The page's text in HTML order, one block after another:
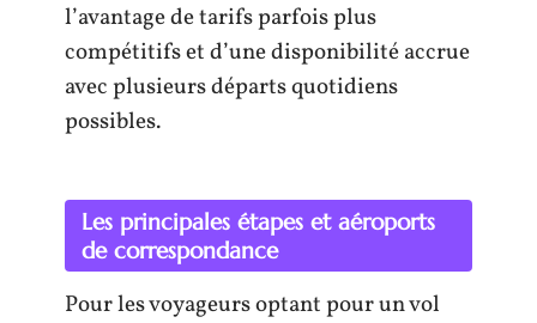
l’avantage de tarifs parfois plus
compétitifs et d’une disponibilité accrue
avec plusieurs départs quotidiens
possibles.
Les principales étapes et aéroports
de correspondance
Pour les voyageurs optant pour un vol